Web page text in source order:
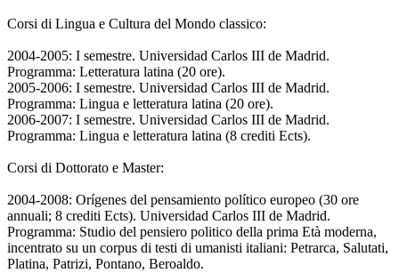
Corsi di Lingua e Cultura del Mondo classico:
2004-2005: I semestre. Universidad Carlos III de Madrid.
Programma: Letteratura latina (20 ore).
2005-2006: I semestre. Universidad Carlos III de Madrid.
Programma: Lingua e letteratura latina (20 ore).
2006-2007: I semestre. Universidad Carlos III de Madrid.
Programma: Lingua e letteratura latina (8 crediti Ects).
Corsi di Dottorato e Master:
2004-2008: Orígenes del pensamiento político europeo (30 ore
annuali; 8 crediti Ects). Universidad Carlos III de Madrid.
Programma: Studio del pensiero politico della prima Età moderna,
incentrato su un corpus di testi di umanisti italiani: Petrarca, Salutati,
Platina, Patrizi, Pontano, Beroaldo.